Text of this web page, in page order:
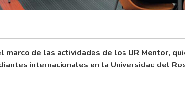
marco de las actividades de los UR Mentor,
internacionales en la Universidad del